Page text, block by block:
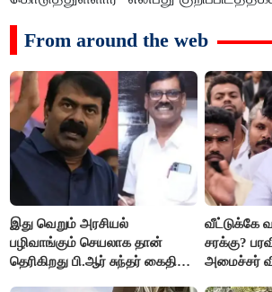
From around the web
இது வெறும் அரசியல்
பழிவாங்கும் செயலாக தான்
தெரிகிறது பி.ஆர் சுந்தர் கைதிற்கு
வீட்டுக்கே
சரக்கு?
அமைச்சர்